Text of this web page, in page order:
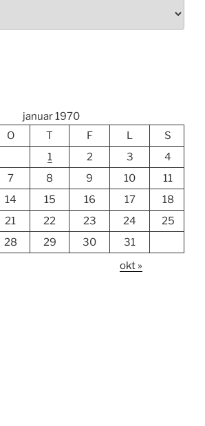
januar 1970
O T F L
S
1
2 3
4
7 8 9 10
11
14 15 16 17
18
21 22 23 24
25
28 29 30
31
okt »